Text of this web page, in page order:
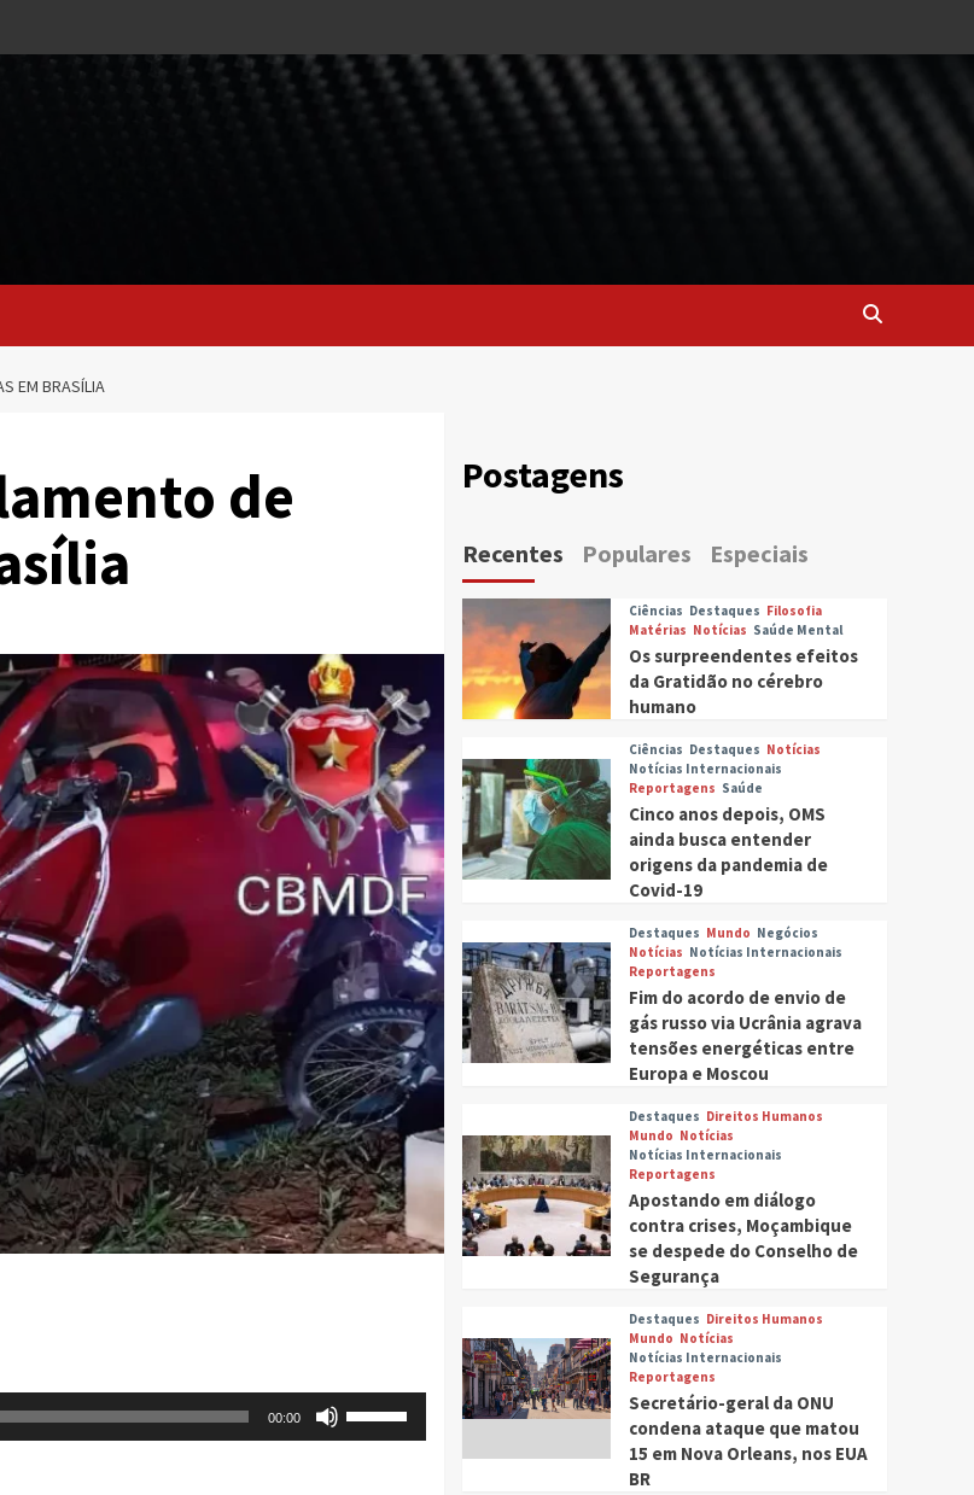
EM BRASÍLIA
de
áudio
00:00
Use
as
Postagens
Recentes Populares Especiais
Ciências Destaques Filosofia
Matérias Notícias Saúde Mental
Os surpreendentes efeitos
da Gratidão no cérebro
humano
Ciências Destaques Notícias
Notícias Internacionais
Reportagens Saúde
Cinco anos depois, OMS
ainda busca entender
origens da pandemia de
Covid-19
Destaques Mundo Negócios
Notícias Notícias Internacionais
Reportagens
Fim do acordo de envio de
gás russo via Ucrânia agrava
tensões energéticas entre
Europa e Moscou
Destaques Direitos Humanos
Mundo Notícias
Notícias Internacionais
Reportagens
Apostando em diálogo
contra crises, Moçambique
se despede do Conselho de
Segurança
Destaques Direitos Humanos
Mundo Notícias
Notícias Internacionais
Reportagens
Secretário-geral da ONU
condena ataque que matou
15 em Nova Orleans, nos EUA
BR